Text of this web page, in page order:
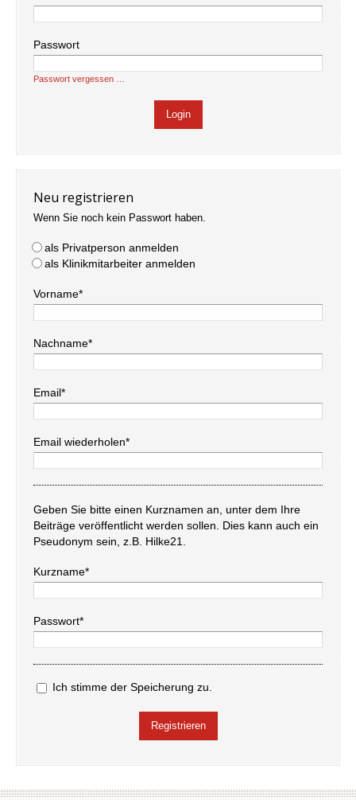
Passwort
Passwort vergessen …
Neu registrieren
Wenn Sie noch kein Passwort haben.
als Privatperson anmelden
als Klinikmitarbeiter anmelden
Vorname*
Nachname*
Email*
Email wiederholen*
Geben Sie bitte einen Kurznamen an, unter dem Ihre
Beiträge veröffentlicht werden sollen. Dies kann auch ein
Pseudonym sein, z.B. Hilke21.
Kurzname*
Passwort*
Ich stimme der Speicherung zu.